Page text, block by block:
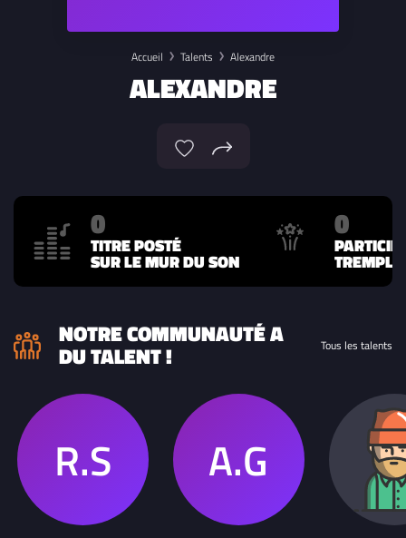
Accueil Talents Alexandre
ALEXANDRE
0
TITRE POSTÉ
SUR LE MUR DU SON
0
NOTRE COMMUNAUTÉ A
DU TALENT ! Tous les talents